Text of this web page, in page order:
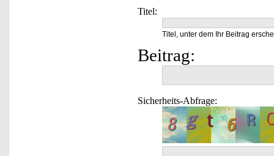
Titel:
Titel, unter dem Ihr Beitrag
Beitrag:
Sicherheits-Abfrage: